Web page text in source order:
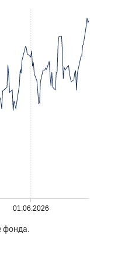
01.06.2026
фонда.